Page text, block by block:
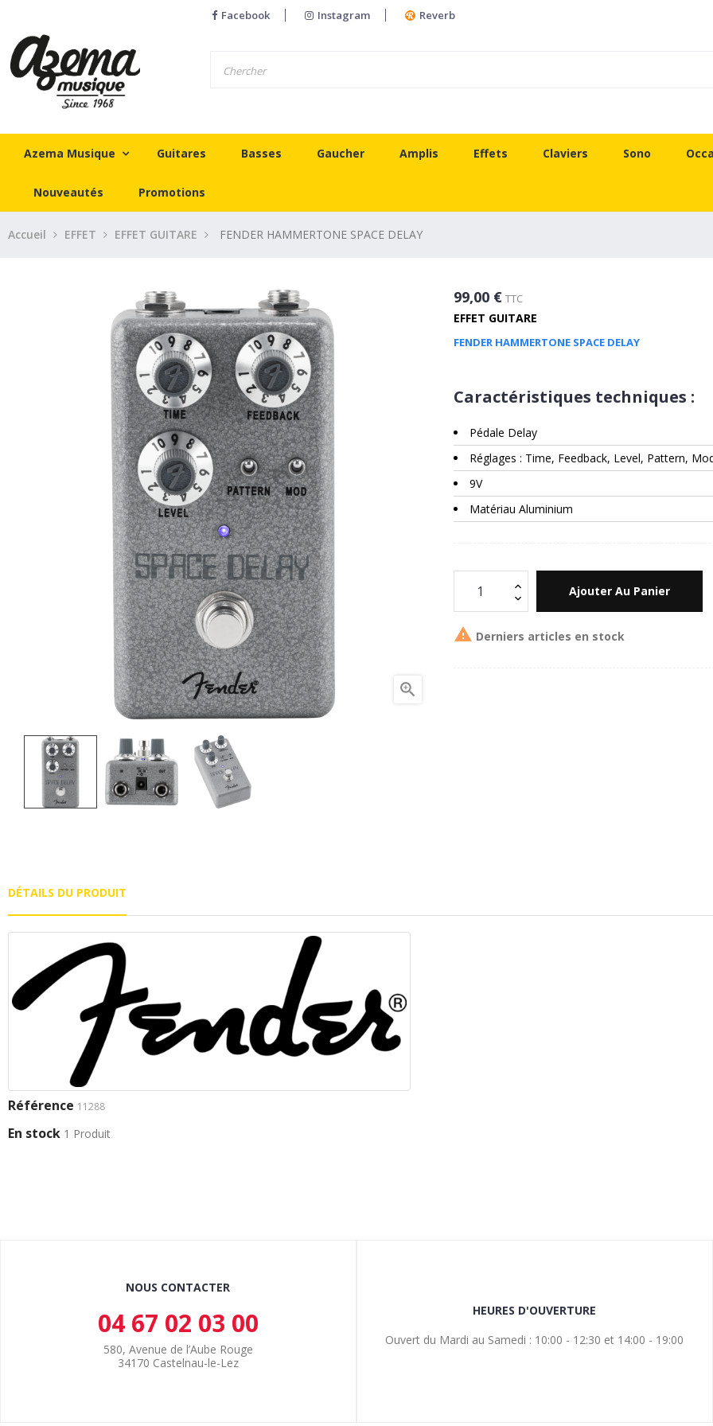
Facebook Instagram Reverb
Azema Musique Guitares Basses Gaucher Amplis Effets Claviers Sono
Nouveautés Promotions
Accueil EFFET EFFET GUITARE FENDER HAMMERTONE SPACE DELAY

99,00 € TTC
EFFET GUITARE
FENDER HAMMERTONE SPACE DELAY
Caractéristiques techniques :
Pédale Delay
Réglages : Time, Feedback, Level, Pattern,
9V
Matériau Aluminium
Ajouter Au Panier
 Derniers articles en stock
DÉTAILS DU PRODUIT
Référence 11288
En stock 1 Produit
NOUS CONTACTER
04 67 02 03 00
580, Avenue de l’Aube Rouge
34170 Castelnau-le-Lez
HEURES D'OUVERTURE
Ouvert du Mardi au Samedi : 10:00 - 12:30 et 14:00 - 19:00